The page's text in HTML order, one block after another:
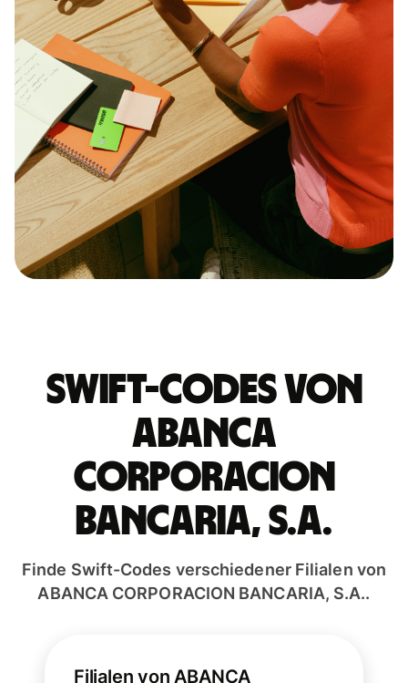
Swift-Codes von
ABANCA
CORPORACION
BANCARIA, S.A.
Finde Swift-Codes verschiedener Filialen von
ABANCA CORPORACION BANCARIA, S.A..
Filialen von ABANCA